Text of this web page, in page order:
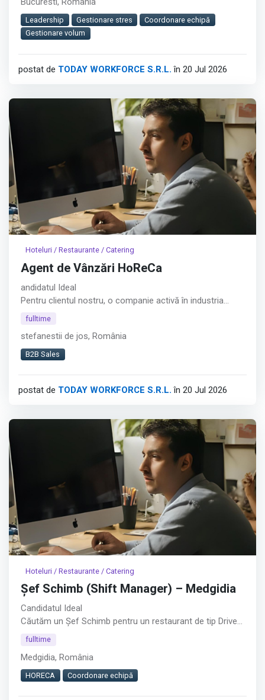
service eficient intr-un mediu cu volum mare de clienti.︇︃︅︎︃︊︉︎​️︀︆︋​︁︁️︀​︋️︎︌​️︊︊︆︅︃︋︋︊︃︌︍
Pozitia contribuie direct la organizarea echipei,
corect gatite si la timp.
Leadership Gestionare stres
Coordonare echipă
Gestionare volum
postat de TODAY WORKFORCE S.R.L. în 20 Jul 2026
Hoteluri / Restaurante / Catering
Agent de Vânzări HoReCa
andidatul Ideal
Pentru clientul nostru, o companie activă în industria
alimentară, recrutăm un Agent de Vânzări HoReCa
creșterea vânzărilor în zona restaurantelor, cafenelelor și
altor locații HoReCa din București.︇︃︅︎︃︊︉︎​️︀︆︋​︁︁️︀​︋️︎︌​️︊︊︆︅︃︋︋︊︃︌︍
Afișează tot
fulltime
stefanestii de jos, România
B2B Sales
postat de TODAY WORKFORCE S.R.L. în 20 Jul 2026
Hoteluri / Restaurante / Catering
Șef Schimb (Shift Manager) – Medgidia
Candidatul Ideal
Căutăm un Șef Schimb pentru un restaurant de tip Drive
Thru din Medgidia.︇︃︅︎︃︊︉︎​️︀︆︋​︁︁️︀​︋️︎︌​️︊︊︆︅︃︋︋︊︃︌︍
Dacă ai experiență în coordonarea unei echipe și îți place
să lucrezi într-un mediu dinamic, te invităm să aplici.
fulltime
Medgidia, România
HORECA Coordonare echipă